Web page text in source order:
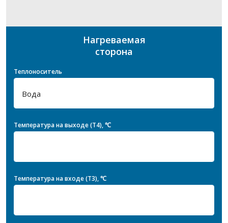
Нагреваемая
сторона
Теплоноситель
Температура на выходе (T4), ℃
Температура на входе (T3), ℃